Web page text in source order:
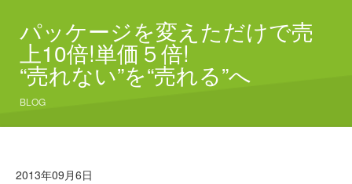
パッケージを変えただけで売
上10倍!単価５倍!
“売れない”を“売れる”へ
BLOG
2013年09月6日